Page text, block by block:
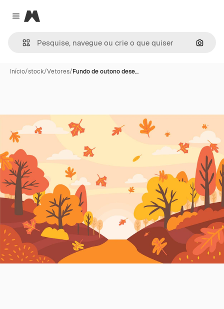
Close menu
Magnific
Início/stock/Vetores/Fundo de outono dese…